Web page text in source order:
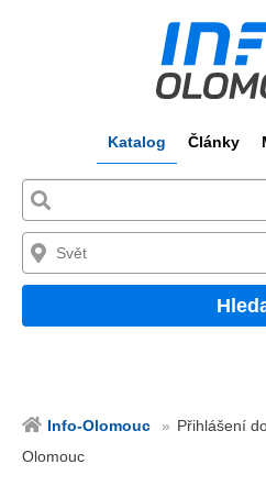
Katalog Články
Info-Olomouc
Přihlášení
Olomouc